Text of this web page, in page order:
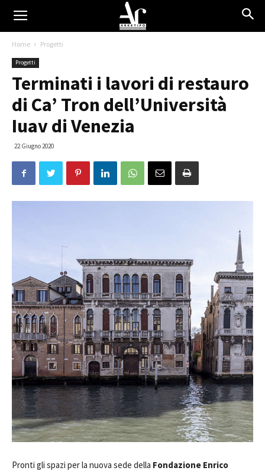
Home Progetti
Progetti
Terminati i lavori di restauro
di Ca’ Tron dell’Università
Iuav di Venezia
22 Giugno 2020
Pronti gli spazi per la nuova sede della Fondazione Enrico